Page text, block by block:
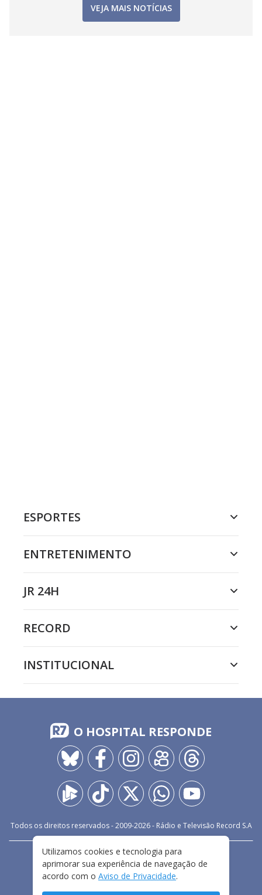
VEJA MAIS NOTÍCIAS
ESPORTES
ENTRETENIMENTO
JR 24H
RECORD
INSTITUCIONAL
O HOSPITAL RESPONDE
Todos os direitos reservados - 2009-2026- Rádio e Televisão Record S.A
FALE CONOSCO
PRIVACIDADE
TERMOS E CONDIÇÕES DE USO
Utilizamos cookies e tecnologia para
aprimorar sua experiência de navegação de
acordo com o Aviso de Privacidade.